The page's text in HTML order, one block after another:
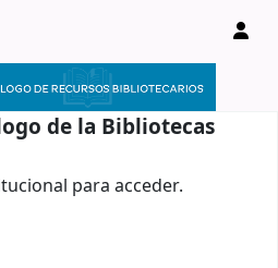
de la Bibliotecas
para acceder.